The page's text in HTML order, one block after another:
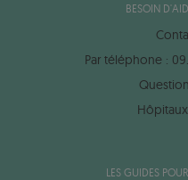
BESOIN
Par téléphone :
LES GUIDES